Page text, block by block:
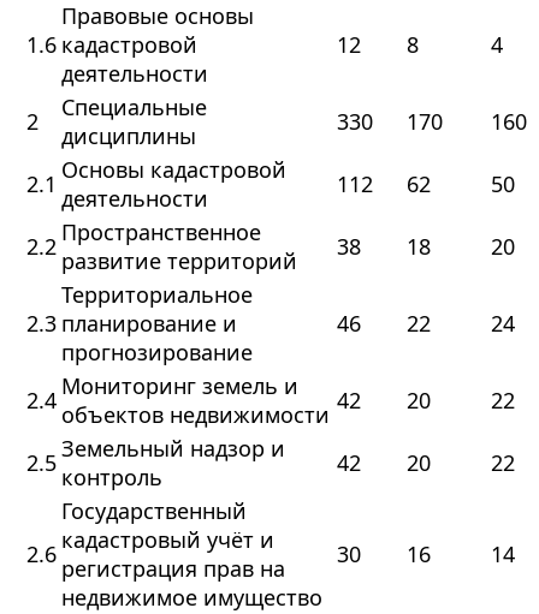
1.6
Правовые основы
кадастровой
деятельности
12 8 4
2
Специальные
дисциплины
330 170 160
2.1 Основы кадастровой
деятельности
112 62 50
2.2 Пространственное
развитие территорий
38 18 20
2.3
Территориальное
планирование и
прогнозирование
46 22 24
2.4 Мониторинг земель и
объектов недвижимости 42 20 22
2.5Земельный надзор и
контроль
42 20 22
2.6
Государственный
кадастровый учёт и
регистрация прав на
недвижимое имущество
30 16 14